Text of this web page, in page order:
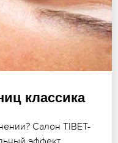
классика
Салон TIBET-
эффект